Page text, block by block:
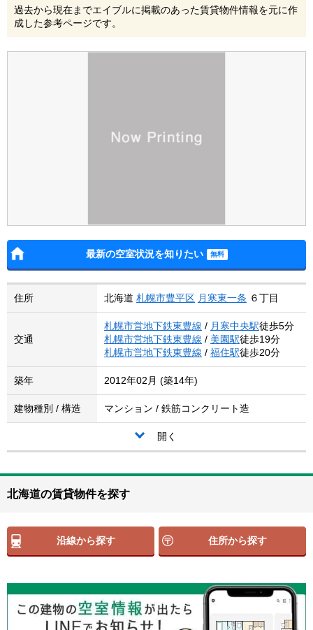
過去から現在までエイブルに掲載のあった賃貸物件情報を元に作
成した参考ページです。
最新の空室状況を知りたい
住所 北海道 札幌市豊平区 月寒東一条 ６丁目
交通
札幌市営地下鉄東豊線 / 月寒中央駅徒歩5分
札幌市営地下鉄東豊線 / 美園駅徒歩19分
札幌市営地下鉄東豊線 / 福住駅徒歩20分
築年 2012年02月 (築14年)
建物種別 / 構造 マンション / 鉄筋コンクリート造
開く
北海道の賃貸物件を探す
沿線から探す 住所から探す